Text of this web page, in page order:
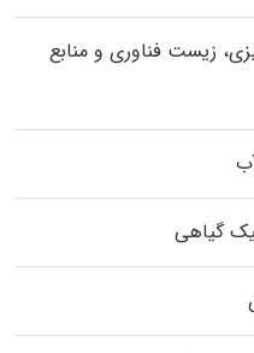
زیست فناوری و منابع
گیاهی